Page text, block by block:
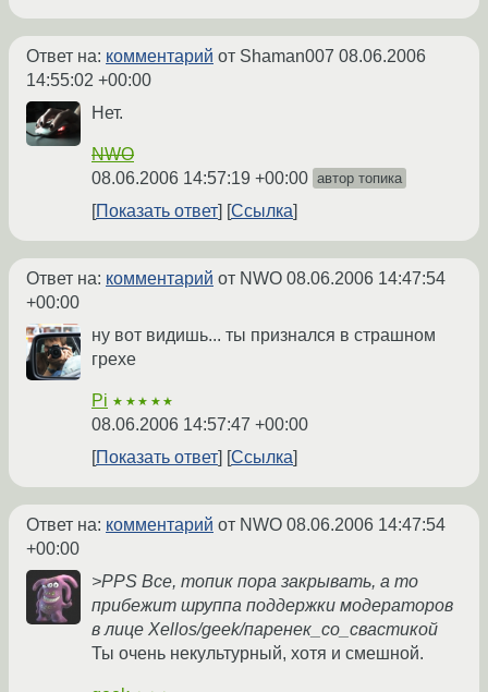
Ответ на: комментарий от Shaman007 08.06.2006
14:55:02 +00:00
Нет.
NWO
08.06.2006 14:57:19 +00:00 автор топика
Показать ответ Ссылка
Ответ на: комментарий от NWO 08.06.2006 14:47:54
+00:00
ну вот видишь... ты признался в страшном
грехе
Pi ★★★★★
08.06.2006 14:57:47 +00:00
Показать ответ
Ссылка
Ответ на: комментарий от NWO 08.06.2006 14:47:54
+00:00
>PPS Все, топик пора закрывать, а то
прибежит шруппа поддержки модераторов
в лице Xellos/geek/паренек_со_свастикой
Ты очень некультурный, хотя и смешной.